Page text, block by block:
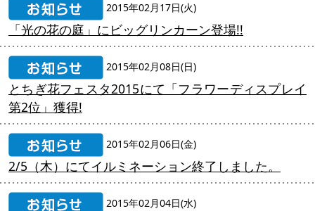
2015年02月17日(火)
「光の花の庭」にビッグリンカーン登場!!
2015年02月08日(日)
とちぎ花フェスタ2015にて「フラワーディスプレイ
第2位」獲得!
2015年02月06日(金)
2/5（木）にてイルミネーション終了しました。
2015年02月04日(水)